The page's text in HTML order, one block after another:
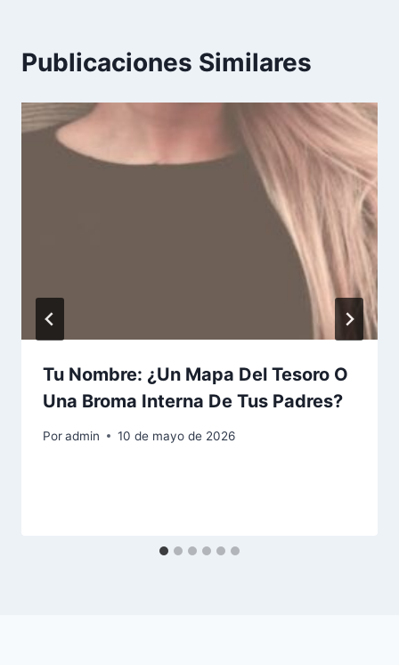
Publicaciones Similares
Tu Nombre: ¿Un Mapa Del Tesoro O
Una Broma Interna De Tus Padres?
Poradmin 10 de mayo de 2026